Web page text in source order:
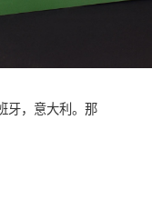
牙，意大利。那